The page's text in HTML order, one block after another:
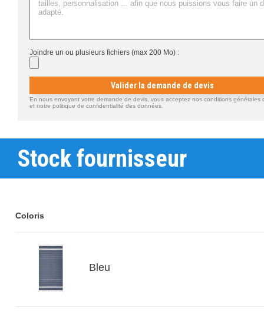
Joindre un ou plusieurs fichiers (max 200 Mo) :
Valider la demande de devis
En nous envoyant votre demande de devis, vous acceptez nos conditions générales
et notre politique de confidentialité des données.
Stock fournisseur
Coloris
Bleu